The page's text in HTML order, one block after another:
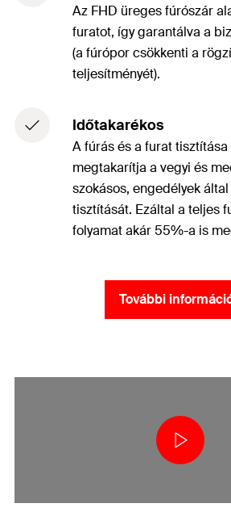
Az FHD üreges fúrószár
furatot, így garantálva a
(a fúrópor csökkenti a
teljesítményét).
Időtakarékos
A fúrás és a furat
megtakarítja a vegyi és
szokásos, engedélyek
tisztítását. Ezáltal a teljes
folyamat akár 55%-a is
További